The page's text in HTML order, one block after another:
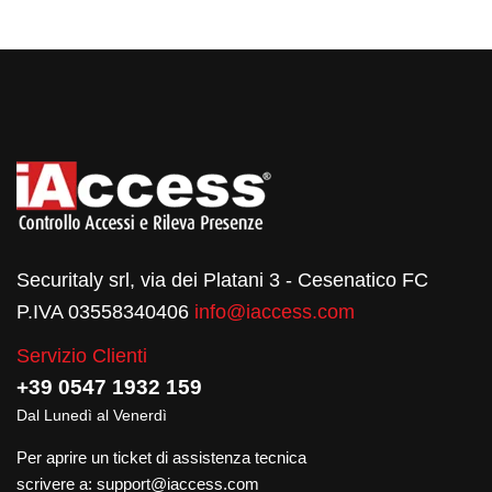
Securitaly srl, via dei Platani 3 - Cesenatico FC
P.IVA 03558340406 info@iaccess.com
Servizio Clienti
+39 0547 1932 159
Dal Lunedì al Venerdì
Per aprire un ticket di assistenza tecnica
scrivere a: support@iaccess.com